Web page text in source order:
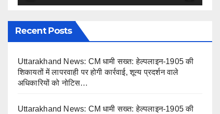
Recent Posts
Uttarakhand News: CM धामी सख्त: हेल्पलाइन-1905 की
शिकायतों में लापरवाही पर होगी कार्रवाई, शून्य प्रदर्शन वाले
अधिकारियों को नोटिस…
Uttarakhand News: CM धामी सख्त: हेल्पलाइन-1905 की